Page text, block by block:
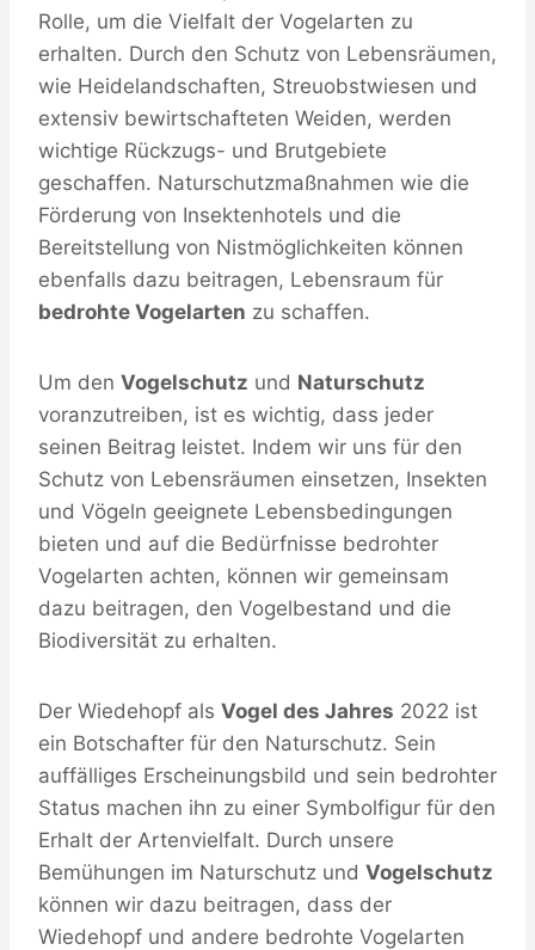
Rolle, um die Vielfalt der Vogelarten zu
erhalten. Durch den Schutz von Lebensräumen,
wie Heidelandschaften, Streuobstwiesen und
extensiv bewirtschafteten Weiden, werden
wichtige Rückzugs- und Brutgebiete
geschaffen. Naturschutzmaßnahmen wie die
Förderung von Insektenhotels und die
Bereitstellung von Nistmöglichkeiten können
ebenfalls dazu beitragen, Lebensraum für
bedrohte Vogelarten zu schaffen.
Um den Vogelschutz und Naturschutz
voranzutreiben, ist es wichtig, dass jeder
seinen Beitrag leistet. Indem wir uns für den
Schutz von Lebensräumen einsetzen, Insekten
und Vögeln geeignete Lebensbedingungen
bieten und auf die Bedürfnisse bedrohter
Vogelarten achten, können wir gemeinsam
dazu beitragen, den Vogelbestand und die
Biodiversität zu erhalten.
Der Wiedehopf als Vogel des Jahres 2022 ist
ein Botschafter für den Naturschutz. Sein
auffälliges Erscheinungsbild und sein bedrohter
Status machen ihn zu einer Symbolfigur für den
Erhalt der Artenvielfalt. Durch unsere
Bemühungen im Naturschutz und Vogelschutz
können wir dazu beitragen, dass der
Wiedehopf und andere bedrohte Vogelarten